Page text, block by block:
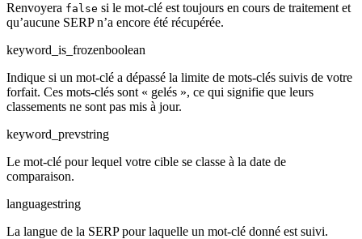
Renvoyera false si le mot-clé est toujours en cours de traitement et
qu’aucune SERP n’a encore été récupérée.
keyword_is_frozenboolean
Indique si un mot-clé a dépassé la limite de mots-clés suivis de votre
forfait. Ces mots-clés sont « gelés », ce qui signifie que leurs
classements ne sont pas mis à jour.
keyword_prevstring
Le mot-clé pour lequel votre cible se classe à la date de
comparaison.
languagestring
La langue de la SERP pour laquelle un mot-clé donné est suivi.